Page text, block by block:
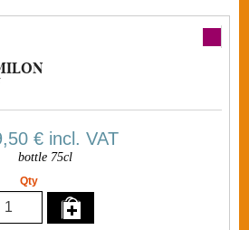
€incl. VAT
bottle 75cl
Qty